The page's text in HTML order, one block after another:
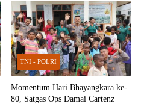
TNI - POLRI
Momentum Hari Bhayangkara ke-
80, Satgas Ops Damai Cartenz